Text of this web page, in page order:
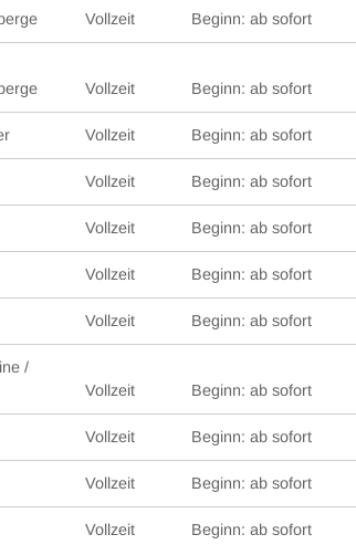
Vollzeit Beginn: ab sofort
Vollzeit Beginn: ab sofort
Vollzeit Beginn: ab sofort
Vollzeit Beginn: ab sofort
Vollzeit Beginn: ab sofort
Vollzeit Beginn: ab sofort
Vollzeit Beginn: ab sofort
/
Vollzeit Beginn: ab sofort
Vollzeit Beginn: ab sofort
Vollzeit Beginn: ab sofort
Vollzeit Beginn: ab sofort